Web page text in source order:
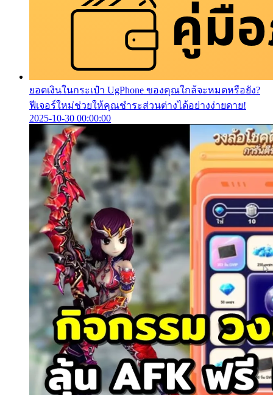
ยอดเงินในกระเป๋า UgPhone ของคุณใกล้จะหมดหรือยัง?
ฟีเจอร์ใหม่ช่วยให้คุณชำระส่วนต่างได้อย่างง่ายดาย!
2025-10-30 00:00:00